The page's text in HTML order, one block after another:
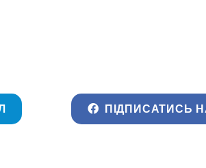
ПІДПИСАТИСЬ